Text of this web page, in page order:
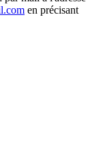
en précisant